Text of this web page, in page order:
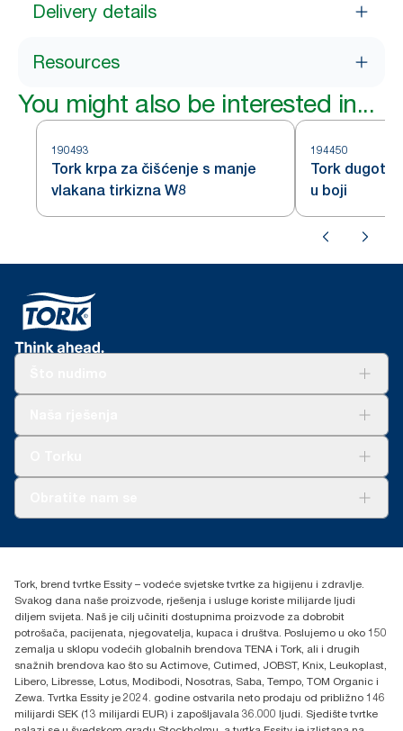
Delivery details
Resources
You might also be interested in...
190493
Tork krpa za čišćenje s manje
vlakana tirkizna W8
194450
Tork
u boji
+385 913 900 004
H-1021 Budapest
Budakeszi út 51.
Tork, brend tvrtke Essity – vodeće svjetske tvrtke za higijenu i zdravlje.
Svakog dana naše proizvode, rješenja i usluge koriste milijarde ljudi
diljem svijeta. Naš je cilj učiniti dostupnima proizvode za dobrobit
potrošača, pacijenata, njegovatelja, kupaca i društva. Poslujemo u oko 150
zemalja u sklopu vodećih globalnih brendova TENA i Tork, ali i drugih
snažnih brendova kao što su Actimove, Cutimed, JOBST, Knix, Leukoplast,
Libero, Libresse, Lotus, Modibodi, Nosotras, Saba, Tempo, TOM Organic i
Zewa. Tvrtka Essity je 2024. godine ostvarila neto prodaju od približno 146
milijardi SEK (13 milijardi EUR) i zapošljavala 36.000 ljudi. Sjedište tvrtke